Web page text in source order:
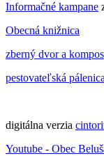
Informačné kampane
Obecná knižnica
zberný dvor a
pestovateľská pálenica
digitálna verzia
Youtube - Obec